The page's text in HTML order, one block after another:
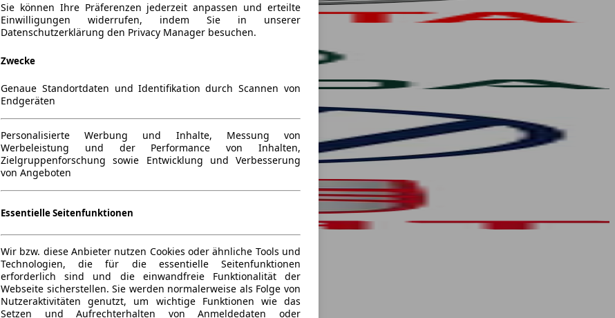
Sie können Ihre Präferenzen jederzeit anpassen und erteilte
Einwilligungen widerrufen, indem Sie in unserer
Datenschutzerklärung den Privacy Manager besuchen.
Zwecke
Genaue Standortdaten und Identifikation durch Scannen von
Endgeräten
Personalisierte Werbung und Inhalte, Messung von
Werbeleistung und der Performance von Inhalten,
Zielgruppenforschung sowie Entwicklung und Verbesserung
von Angeboten
Essentielle Seitenfunktionen
Wir bzw. diese Anbieter nutzen Cookies oder ähnliche Tools und
Technologien, die für die essentielle Seitenfunktionen
erforderlich sind und die einwandfreie Funktionalität der
Webseite sicherstellen. Sie werden normalerweise als Folge von
Nutzeraktivitäten genutzt, um wichtige Funktionen wie das
Setzen und Aufrechterhalten von Anmeldedaten oder